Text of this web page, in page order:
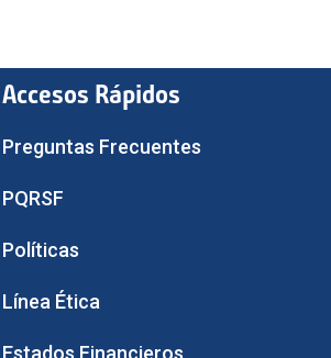
Accesos Rápidos
Preguntas Frecuentes
PQRSF
Políticas
Línea Ética